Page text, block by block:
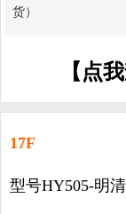
货）
【点
17F
型号HY505-明